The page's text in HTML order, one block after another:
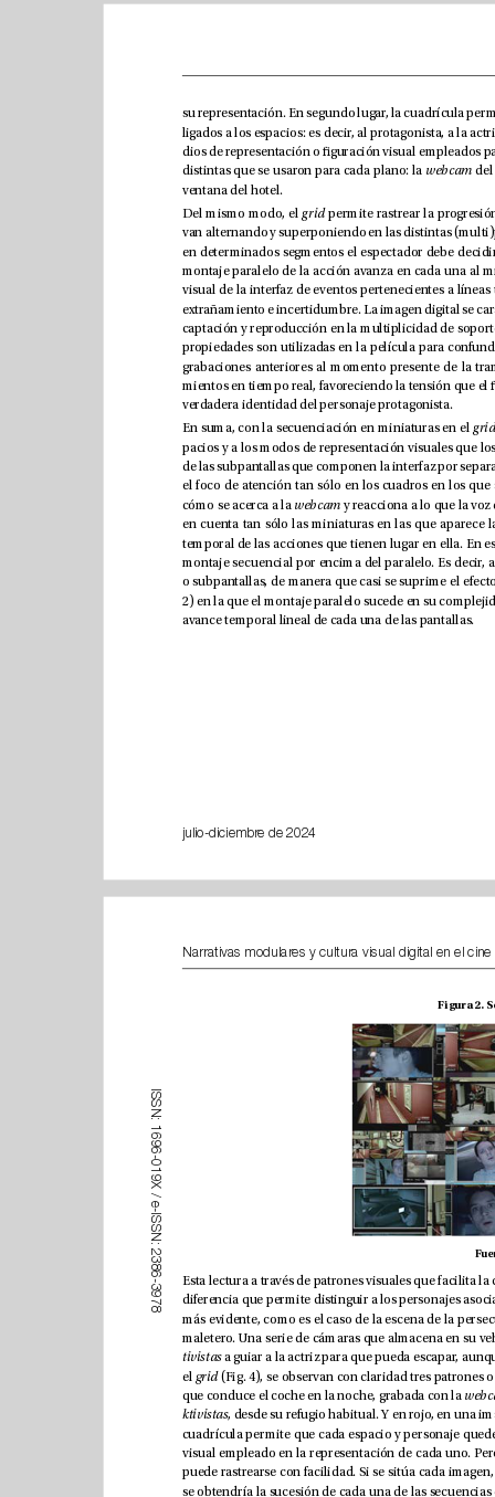
julio-diciembre de 2024
webcam
grid
verdadera identidad del personaje protagonista.
cómo se acerca a la webcam
avance temporal lineal de cada una de las pantallas.
I
S
S
N
:
1
6
9
6
-
0
1
9
X
/
e
-
I
S
S
N
2
3
8
6
-
3
9
7
8
tivistas
grid
que conduce el coche en la noche, grabada con la
ktivistas